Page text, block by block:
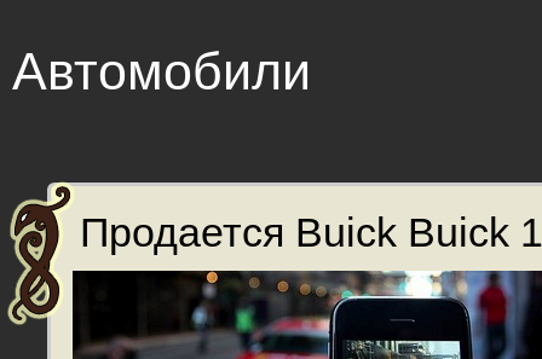
Автомобили
Продается Buick Buick